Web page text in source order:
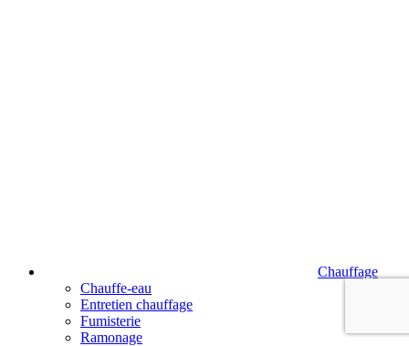
Chauffage
Chauffe-eau
Entretien chauffage
Fumisterie
Ramonage